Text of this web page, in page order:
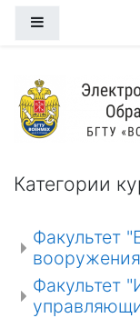
БГТУ
Категории
Факультет
вооружения
Факультет